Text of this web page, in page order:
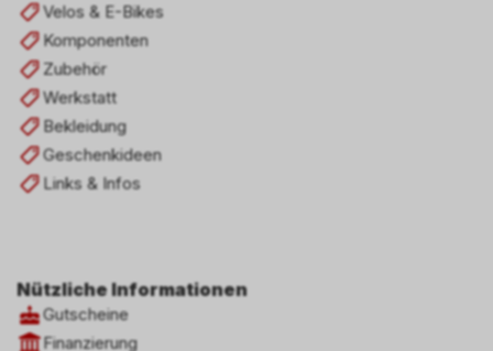
Velos & E-Bikes
Komponenten
Zubehör
Werkstatt
Bekleidung
Geschenkideen
Links & Infos
Nützliche Informationen
Gutscheine
Finanzierung